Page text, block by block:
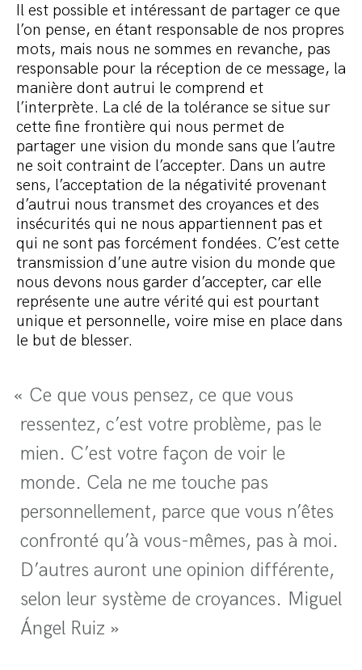
Il est possible et intéressant de partager ce que
l’on pense, en étant responsable de nos propres
mots, mais nous ne sommes en revanche, pas
responsable pour la réception de ce message, la
manière dont autrui le comprend et
l’interprète. La clé de la tolérance se situe sur
cette fine frontière qui nous permet de
partager une vision du monde sans que l’autre
ne soit contraint de l’accepter. Dans un autre
sens, l’acceptation de la négativité provenant
d’autrui nous transmet des croyances et des
insécurités qui ne nous appartiennent pas et
qui ne sont pas forcément fondées. C’est cette
transmission d’une autre vision du monde que
nous devons nous garder d’accepter, car elle
représente une autre vérité qui est pourtant
unique et personnelle, voire mise en place dans
le but de blesser.
« Ce que vous pensez, ce que vous
ressentez, c’est votre problème, pas le
mien. C’est votre façon de voir le
monde. Cela ne me touche pas
personnellement, parce que vous n’êtes
confronté qu’à vous-mêmes, pas à moi.
D’autres auront une opinion différente,
selon leur système de croyances. Miguel
Ángel Ruiz »